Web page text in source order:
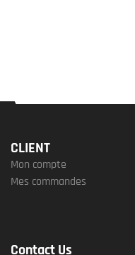
CLIENT
Mon compte
Mes commandes
Contact Us